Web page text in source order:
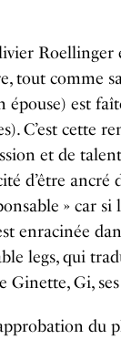
Roellinger
tout comme
épouse) est
C’est cette
et de
d’être ancré
» car
enracinée
legs, qui
Ginette, Gi,
du